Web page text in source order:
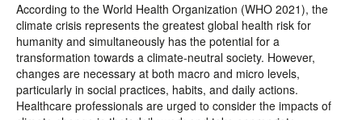
According to the World Health Organization (WHO 2021), the
climate crisis represents the greatest global health risk for
humanity and simultaneously has the potential for a
transformation towards a climate-neutral society. However,
changes are necessary at both macro and micro levels,
particularly in social practices, habits, and daily actions.
Healthcare professionals are urged to consider the impacts of